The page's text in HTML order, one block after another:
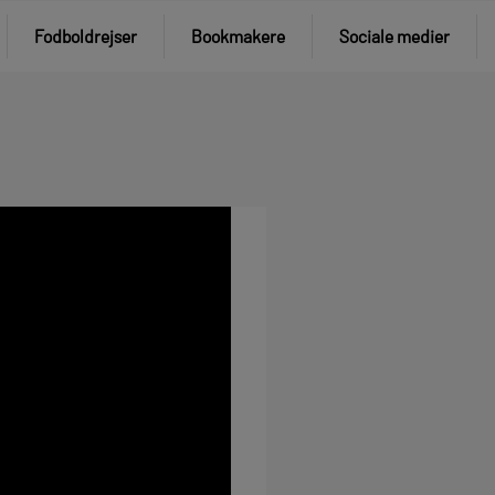
Fodboldrejser Bookmakere Sociale medier